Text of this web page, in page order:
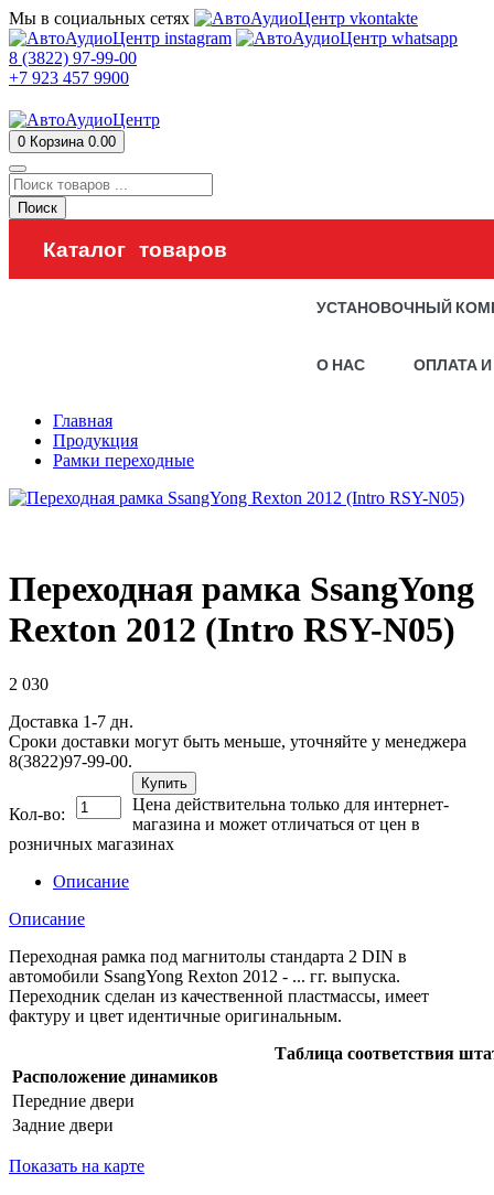
Мы в социальных сетях
8 (3822) 97-99-00
+7 923 457 9900
0 Корзина 0.00
Поиск
Каталог товаров
УСТАНОВОЧНЫЙ
О НАС ОПЛАТА
Главная
Продукция
Рамки переходные
Переходная рамка SsangYong
Rexton 2012 (Intro RSY-N05)
2 030
Доставка 1-7 дн.
Сроки доставки могут быть меньше, уточняйте у менеджера
8(3822)97-99-00.
Кол-во:
Купить
Цена действительна только для интернет-
магазина и может отличаться от цен в
розничных магазинах
Описание
Описание
Переходная рамка под магнитолы стандарта 2 DIN в
автомобили SsangYong Rexton 2012 - ... гг. выпуска.
Переходник сделан из качественной пластмассы, имеет
фактуру и цвет идентичные оригинальным.
Таблица соответствия
Расположение динамиков
Передние двери
Задние двери
Показать на карте